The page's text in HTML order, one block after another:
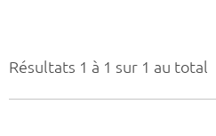
Résultats 1 à 1 sur 1 au total